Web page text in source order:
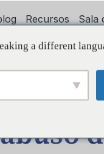
Recursos Sala
a different